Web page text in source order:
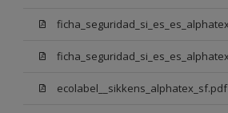
ecolabel__sikkens_alphatex_sf.pdf